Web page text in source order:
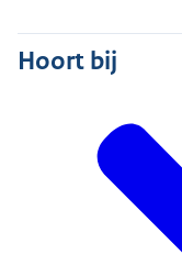
Hoort bij